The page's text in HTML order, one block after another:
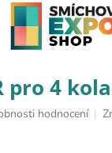
pro 4 kola
je 0,0 z 5
hodnocení